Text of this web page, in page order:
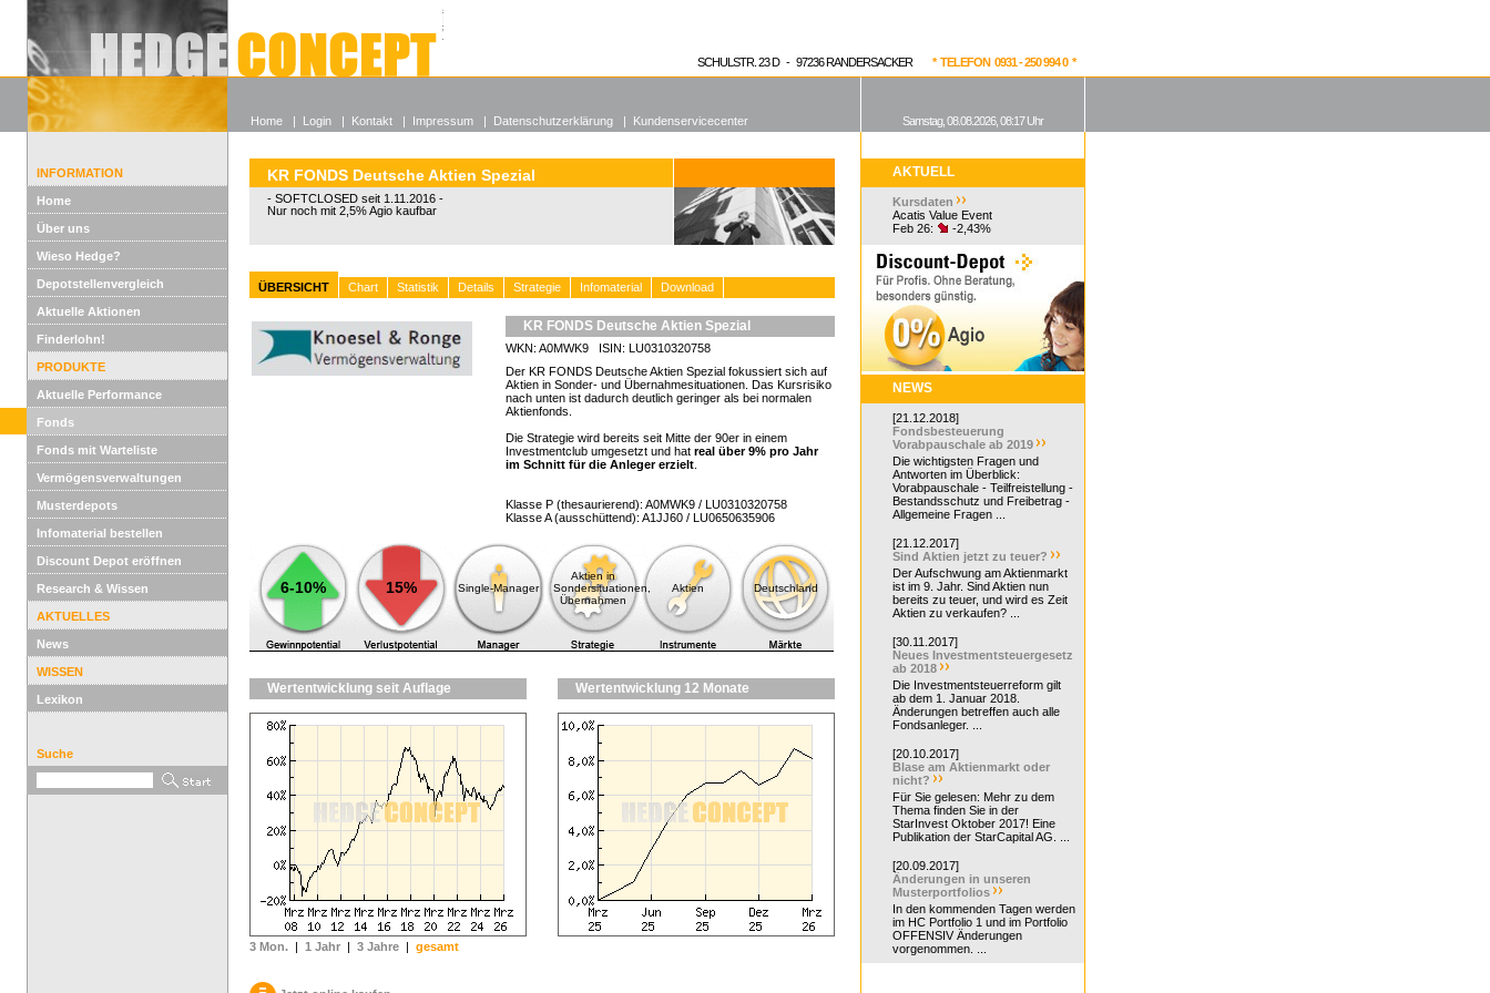
Alle offenen Fonds
Wieso Hedgefonds?
SCHULSTR. 23 D - 97236 RANDERSACKER * TELEFON 0931 - 250 994 0 *
INFORMATION
Home
Über uns
Wieso Hedge?
Depotstellenvergleich
Aktuelle Aktionen
Finderlohn!
PRODUKTE
Aktuelle Performance
Fonds
Fonds mit Warteliste
Vermögensverwaltungen
Musterdepots
Infomaterial bestellen
Discount Depot eröffnen
Research & Wissen
AKTUELLES
News
WISSEN
Lexikon
Suche
KR FONDS Deutsche Aktien Spezial
- SOFTCLOSED seit 1.11.2016 -
Nur noch mit 2,5% Agio kaufbar
ÜBERSICHT Chart Statistik Details Strategie Infomaterial Download
KR FONDS Deutsche Aktien Spezial
WKN: A0MWK9 ISIN: LU0310320758
Der KR FONDS Deutsche Aktien Spezial fokussiert sich auf
Aktien in Sonder- und Übernahmesituationen. Das Kursrisiko
nach unten ist dadurch deutlich geringer als bei normalen
Aktienfonds.
Die Strategie wird bereits seit Mitte der 90er in einem
Investmentclub umgesetzt und hat real über 9% pro Jahr
im Schnitt für die Anleger erzielt
Klasse P (thesaurierend): A0MWK9 / LU0310320758
Klasse A (ausschüttend): A1JJ60 / LU0650635906
6-10% 15% Single-Manager
Aktien in
Sondersituationen,
Übernahmen
Aktien Deutschland
Wertentwicklung seit Auflage
3 Mon. | 1 Jahr | 3 Jahre | gesamt
Wertentwicklung 12 Monate
AKTUELL
Kursdaten
Acatis Value Event
Feb 26:
-2,43%
NEWS
[21.12.2018]
Fondsbesteuerung
Vorabpauschale ab 2019
Die wichtigsten Fragen und
Antworten im Überblick:
Vorabpauschale - Teilfreistellung -
Bestandsschutz und Freibetrag -
Allgemeine Fragen ...
[21.12.2017]
Sind Aktien jetzt zu teuer?
Der Aufschwung am Aktienmarkt
ist im 9. Jahr. Sind Aktien nun
bereits zu teuer, und wird es Zeit
Aktien zu verkaufen? ...
[30.11.2017]
Neues Investmentsteuergesetz
ab 2018
Die Investmentsteuerreform gilt
ab dem 1. Januar 2018.
Änderungen betreffen auch alle
Fondsanleger. ...
[20.10.2017]
Blase am Aktienmarkt oder
nicht?
Für Sie gelesen: Mehr zu dem
Thema finden Sie in der
StarInvest Oktober 2017! Eine
Publikation der StarCapital AG. ...
[20.09.2017]
Änderungen in unseren
Musterportfolios
In den kommenden Tagen werden
im HC Portfolio 1 und im Portfolio
OFFENSIV Änderungen
vorgenommen. ...
Home | Login | Kontakt | Impressum | Datenschutzerklärung | Kundenservicecenter Samstag, 08.08.2026, 08:17 Uhr